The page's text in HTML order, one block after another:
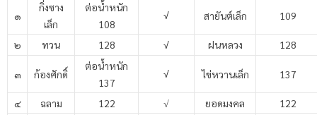
๑
กิ่งซาง
เล็ก
ต่อน้ำหนัก
108
√ สายันต์เล็ก 109
๒ ทวน 128 √ ฝนหลวง 128
๓ ก้องศักดิ์
ต่อน้ำหนัก
137
√ ไข่หวานเล็ก 137
๔ ฉลาม 122 √ ยอดมงคล 122